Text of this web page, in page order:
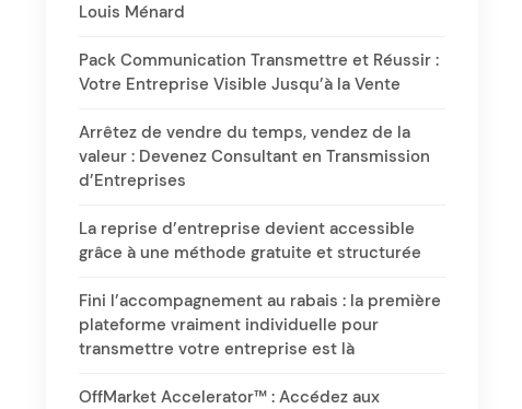
Louis Ménard
Pack Communication Transmettre et Réussir :
Votre Entreprise Visible Jusqu’à la Vente
Arrêtez de vendre du temps, vendez de la
valeur : Devenez Consultant en Transmission
d’Entreprises
La reprise d’entreprise devient accessible
grâce à une méthode gratuite et structurée
Fini l’accompagnement au rabais : la première
plateforme vraiment individuelle pour
transmettre votre entreprise est là
OffMarket Accelerator™ : Accédez aux